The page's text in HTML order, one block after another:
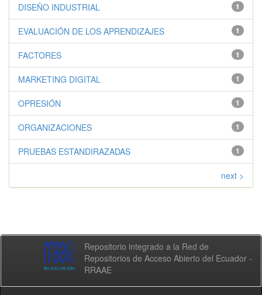
1
DISEÑO INDUSTRIAL
1
EVALUACIÓN DE LOS APRENDIZAJES
1
FACTORES
1
MARKETING DIGITAL
1
OPRESIÓN
1
ORGANIZACIONES
1
PRUEBAS ESTANDIRAZADAS
next >
Repositorio integrado a la Red de
Repositorios de Acceso Abierto del Ecuador -
RRAAE